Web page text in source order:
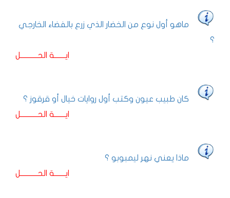
ماهو أول نوع من الخضار الذي زرع بالفضاء الخارجي
؟
ايـــــــة الحـــــــــــل
كان طبيب عيون وكتب أول روايات خيال أو قرقوز ؟
ايـــــــة الحـــــــــــل
ماذا يعني نهر ليمبوبو ؟
ايـــــــة الحـــــــــــل